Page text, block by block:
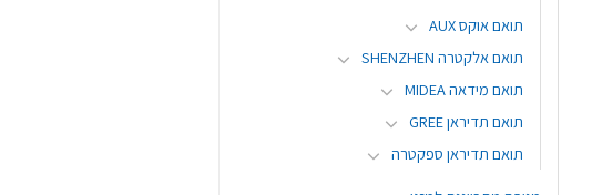
תואם אוקס AUX
תואם אלקטרה SHENZHEN
תואם מידאה MIDEA
תואם תדיראן GREE
תואם תדיראן ספקטרה